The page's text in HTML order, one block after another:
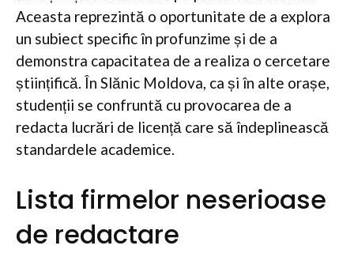
Aceasta reprezintă o oportunitate de a explora
un subiect specific în profunzime și de a
demonstra capacitatea de a realiza o cercetare
științifică. În Slănic Moldova, ca și în alte orașe,
studenții se confruntă cu provocarea de a
redacta lucrări de licență care să îndeplinească
standardele academice.
Lista firmelor neserioase
de redactare